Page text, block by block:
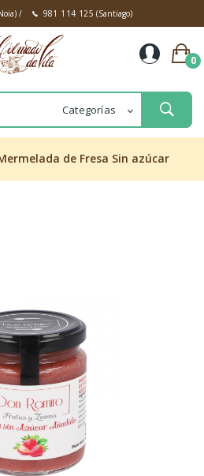
/ 981 114 125 (Santiago)
0
de Fresa Sin azúcar